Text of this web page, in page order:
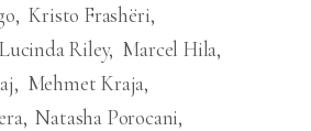
Kristo Frashëri
Lucinda Riley Marcel Hila
Mehmet Kraja
Natasha Porocani